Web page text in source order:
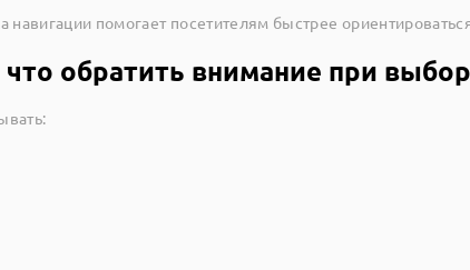
навигации помогает посетителям быстрее
что обратить внимание при